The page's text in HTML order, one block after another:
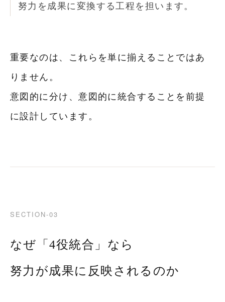
努力を成果に変換する工程を担います。
重要なのは、これらを単に揃えることではあ
りません。
意図的に分け、意図的に統合することを前提
に設計しています。
SECTION-03
なぜ「4役統合」なら
努力が成果に反映されるのか
料金
入塾までの流れ